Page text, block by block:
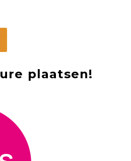
plaatsen!